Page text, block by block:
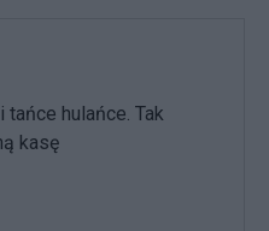
tańce hulańce. Tak
kasę